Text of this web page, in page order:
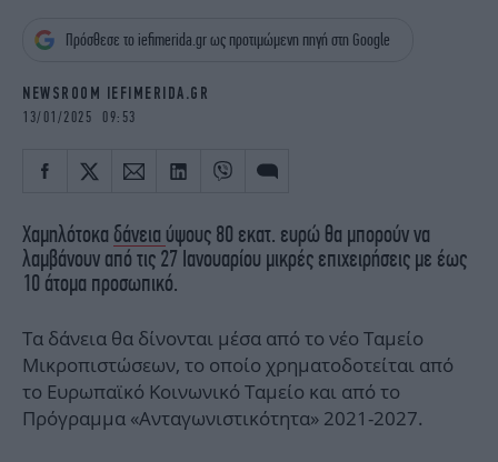
OSCARS
THE OCEAN
Πρόσθεσε το iefimerida.gr ως προτιμώμενη πηγή στη Google
NEWSROOM IEFIMERIDA.GR
13/01/2025 09:53
Χαμηλότοκα δάνεια ύψους 80 εκατ. ευρώ θα μπορούν να
λαμβάνουν από τις 27 Ιανουαρίου μικρές επιχειρήσεις με έως
10 άτομα προσωπικό.
Τα δάνεια θα δίνονται μέσα από το νέο Ταμείο
Μικροπιστώσεων, το οποίο χρηματοδοτείται από
το Ευρωπαϊκό Κοινωνικό Ταμείο και από το
Πρόγραμμα «Ανταγωνιστικότητα» 2021-2027.